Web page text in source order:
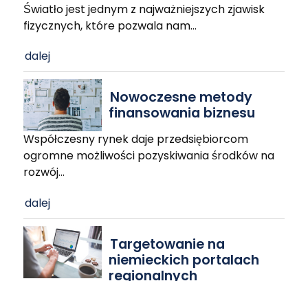
Światło jest jednym z najważniejszych zjawisk
fizycznych, które pozwala nam…
dalej
Nowoczesne metody
finansowania biznesu
Współczesny rynek daje przedsiębiorcom
ogromne możliwości pozyskiwania środków na
rozwój…
dalej
Targetowanie na
niemieckich portalach
regionalnych